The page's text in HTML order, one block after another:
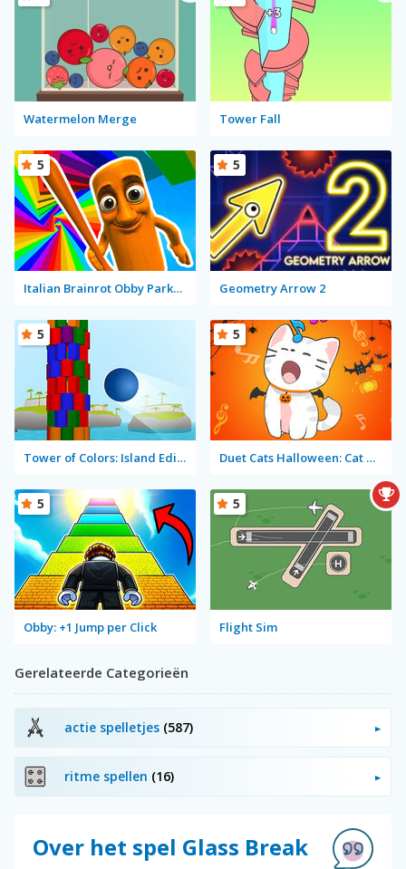
Watermelon Merge Tower Fall
Italian Brainrot Obby Parkour
5
Geometry Arrow 2
5
Tower of Colors: Island Edition
5
Duet Cats Halloween: Cat Music
5
Obby: +1 Jump per Click
5
Flight Sim
5
Gerelateerde Categorieën
actie spelletjes (587)
ritme spellen (16)
Over het spel Glass Break